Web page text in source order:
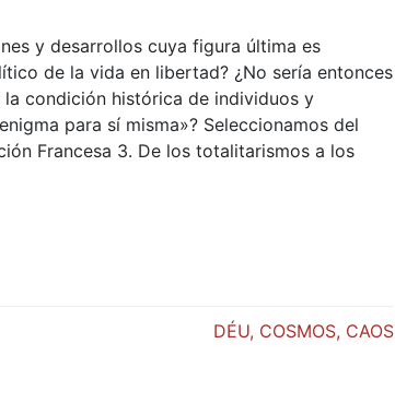
y desarrollos cuya figura última es
de la vida en libertad? ¿No sería entonces
condición histórica de individuos y
para sí misma»? Seleccionamos del
Francesa 3. De los totalitarismos a los
DÉU, COSMOS, CAOS